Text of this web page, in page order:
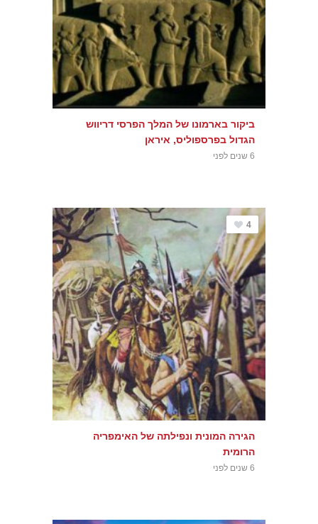
ביקור בארמונו של המלך הפרסי דריווש
הגדול בפרספוליס, איראן
6 שנים לפני
4
הגירה המונית ונפילתה של האימפריה
הרומית
6 שנים לפני